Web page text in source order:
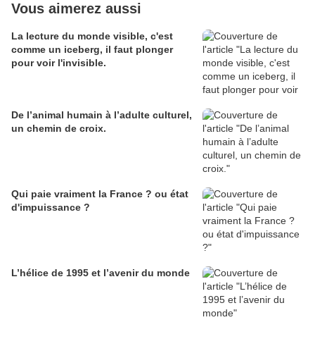
Vous aimerez aussi
La lecture du monde visible, c'est
comme un iceberg, il faut plonger
pour voir l'invisible.
De l’animal humain à l’adulte culturel,
un chemin de croix.
Qui paie vraiment la France ? ou état
d'impuissance ?
L’hélice de 1995 et l’avenir du monde